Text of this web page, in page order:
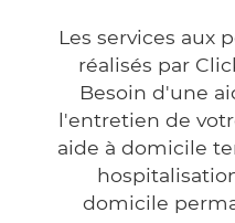
Les services aux
réalisés par
Besoin d'une
l'entretien de
aide à domicile
domicile